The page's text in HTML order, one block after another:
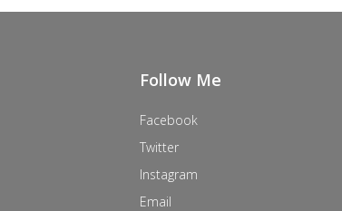
Follow Me
Facebook
Twitter
Instagram
Email